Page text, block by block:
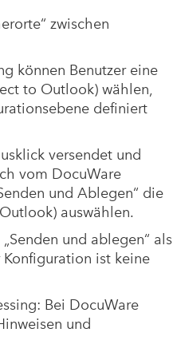
zwischen
können Benutzer eine
to Outlook) wählen,
definiert
versendet und
vom DocuWare
und Ablegen“ die
auswählen.
und ablegen“ als
ist keine
Bei DocuWare
und